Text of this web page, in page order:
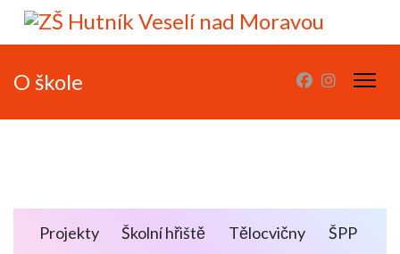
O škole
Projekty Školní hřiště Tělocvičny
ŠPP